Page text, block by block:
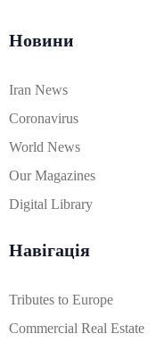
Новини
Iran News
Coronavirus
World News
Our Magazines
Digital Library
Навігація
Tributes to Europe
Commercial Real Estate